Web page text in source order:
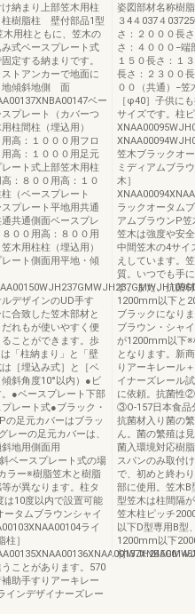
納まり上部笠木用柱
柱樹脂柱 壁付部品1型
用柱ともに、笠木の
式ベースプレート式
定する納まりです。
トアンカーで地面に
地傾斜地側 面
ベー
プレート（カバーつ
柱間柱（埋込用）
高：１０００用フロ
高：１０００用足元
ート式上部笠木用柱
：８００用高：１０
（ベースプレート
プレート平地用共通
共通側面ベースプレ
００用高：８００用
木用柱柱（埋込用）
ート側面用平地・傾
デザインのUD手す
合致した笠木部材と
れもが使いやすく便
ことができます。歩
「柱納まり」と「壁
［埋込み式］と［ベ
斜角度10°以内）●ビ
●ベースプレート下部
レート式●ブラック・
の足元カバーはブラッ
レーの足元カバーは、
地用側面用
ースプレート式の場
ラー※樹脂笠木と樹脂
が異なります。柱タ
は10度以内で設置可能
タムブラウンシャイ
ライ
］
ことがあります。570
助手すりアーキレー
インデザイナーズレー
姿図部材名称樹
３4４037４
さ：２０００長
さ：４０００−端
１５０長さ：１
長さ：２３００
００（共通）−
［φ40］子供に
サイズです。柱
笠木ブラックオ
ミディアムブラ
木］
ラックオータム
アムブラウンP
笠木は強度や安
中間笠木の4サ
えしています。
質。いつでも手
す。また、抗菌
1200mm以下と
ブラックになり
ブラウン・シャ
が1200mm以下※
となります。新
りアーキレール
イナーズレール
に依頼。抗菌性
③O-157日本食品
抗菌材入り菌の
ん。菌の繁殖は
菌入環境対応樹
スパンのみ取付
で、初めと終わ
部に使用。笠木B
型笠木は柱間隔
笠木柱ピッチ
以下D型専用B型
1200mm以下
材